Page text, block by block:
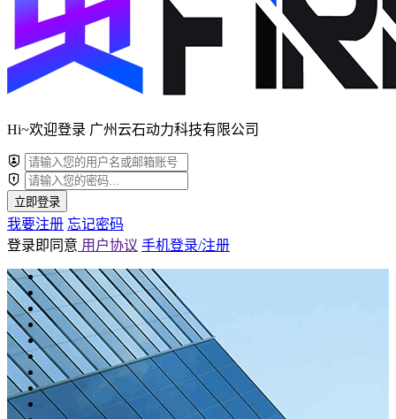
Hi~欢迎登录 广州云石动力科技有限公司
立即登录
我要注册 忘记密码
登录即同意 用户协议 手机登录/注册